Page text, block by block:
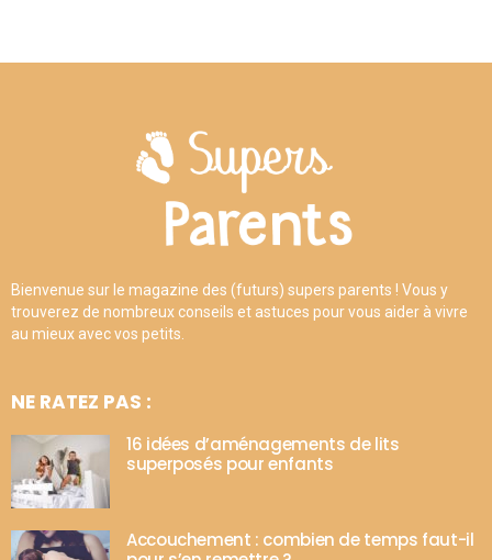
Bienvenue sur le magazine des (futurs) supers parents ! Vous y
trouverez de nombreux conseils et astuces pour vous aider à vivre
au mieux avec vos petits.
NE RATEZ PAS :
16 idées d’aménagements de lits
superposés pour enfants
Accouchement : combien de temps faut-il